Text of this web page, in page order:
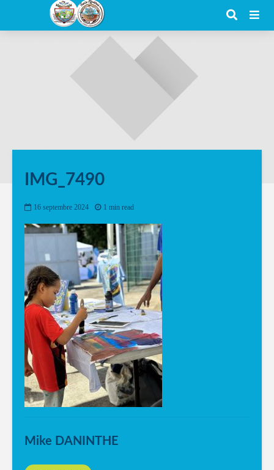
IMG_7490
16 septembre 2024 1 min read
Mike DANINTHE